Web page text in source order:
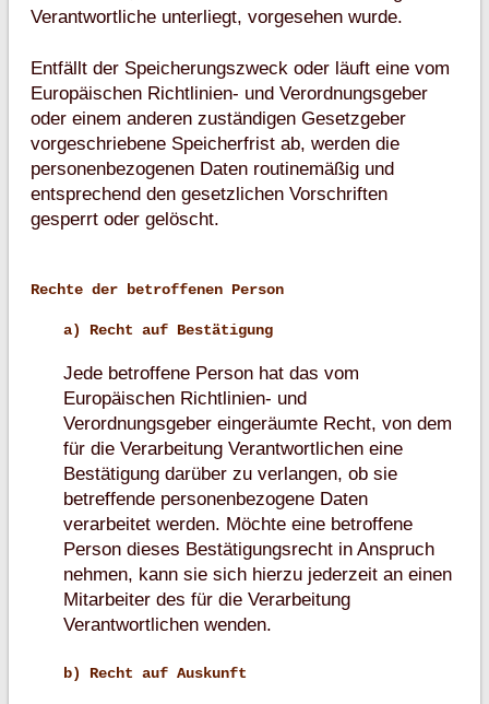
Verantwortliche unterliegt, vorgesehen wurde.
Entfällt der Speicherungszweck oder läuft eine vom
Europäischen Richtlinien- und Verordnungsgeber
oder einem anderen zuständigen Gesetzgeber
vorgeschriebene Speicherfrist ab, werden die
personenbezogenen Daten routinemäßig und
entsprechend den gesetzlichen Vorschriften
gesperrt oder gelöscht.
Rechte der betroffenen Person
a) Recht auf Bestätigung
Jede betroffene Person hat das vom
Europäischen Richtlinien- und
Verordnungsgeber eingeräumte Recht, von dem
für die Verarbeitung Verantwortlichen eine
Bestätigung darüber zu verlangen, ob sie
betreffende personenbezogene Daten
verarbeitet werden. Möchte eine betroffene
Person dieses Bestätigungsrecht in Anspruch
nehmen, kann sie sich hierzu jederzeit an einen
Mitarbeiter des für die Verarbeitung
Verantwortlichen wenden.
b) Recht auf Auskunft